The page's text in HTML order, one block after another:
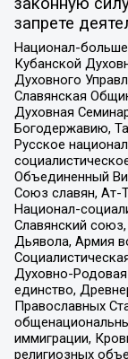
запрете
Национал-
Кубанской
Духовного
Славянская
Духовная
Богодержавию,
Русское
Объединенный
Союз славян, Ат-
Национал-
Славянский
Дьявола, Армия
Духовно-
единство,
Православных
иммиграции,
религиозных